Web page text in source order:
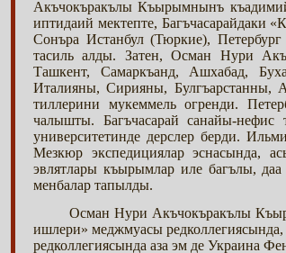
Акъчокъракълы Къырымнынъ
иптидаий мектепте, Багъчасарайдаки
Сонъра Истанбул (Тюркие),
тасиль алды. Затен, Осман Нури
Ташкент, Самаркъанд, Ашхабад,
Италияны, Сирияны, Булгъарстанны,
тиллерини мукеммель огренди.
чалышты. Багъчасарай санайы-
университетинде дерслер берди.
Мезкюр экспедициялар эснасында,
эвлятлары къырымлар иле багълы,
менбалар тапылды.
Осман Нури Акъчокъракълы
ишлери» меджмуасы
редколлегиясында аза эм де Украина